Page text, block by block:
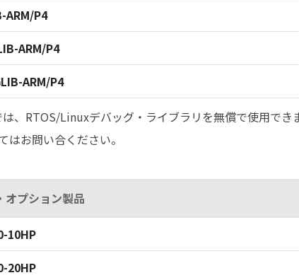
ARM/P4
ARM/P4
ARM/P4
、RTOS/Linuxデバッグ・ライブラリを無償で使用でき
お問い合ください。
オプション製品
10HP
20HP